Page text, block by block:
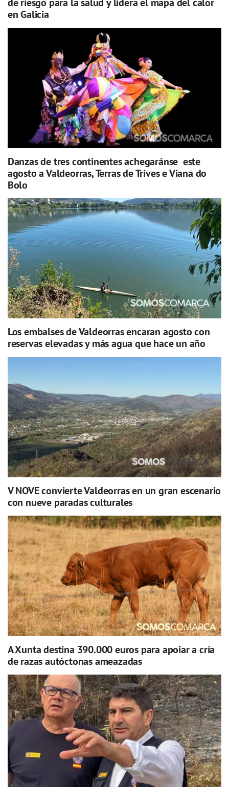
en Galicia
Danzas de tres continentes achegaránse este
agosto a Valdeorras, Terras de Trives e Viana do
Bolo
Los embalses de Valdeorras encaran agosto con
reservas elevadas y más agua que hace un año
V NOVE convierte Valdeorras en un gran escenario
con nueve paradas culturales
A Xunta destina 390.000 euros para apoiar a cría
de razas autóctonas ameazadas